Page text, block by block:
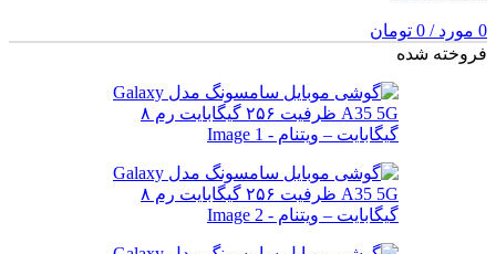
0 مورد /
0 تومان
فروخته شده